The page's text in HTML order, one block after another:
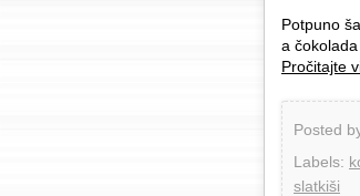
Potpuno
a
Pročitajte
Posted
Labels:
slatkiši